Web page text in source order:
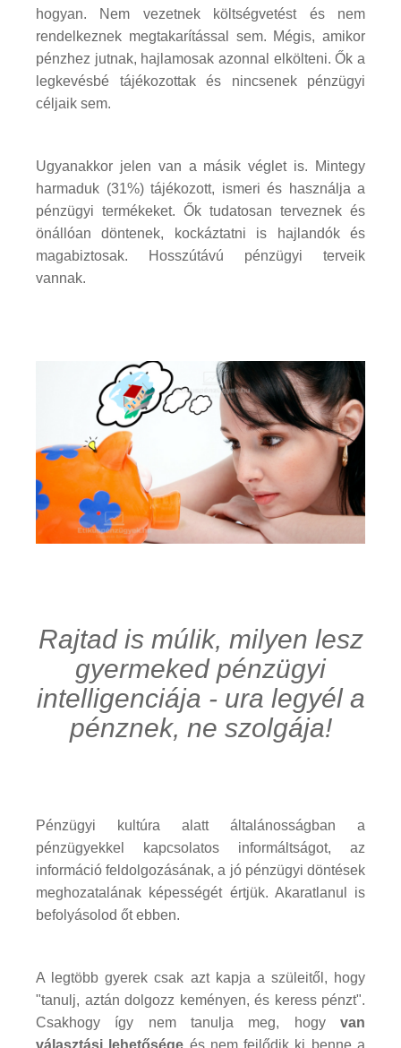
hogyan. Nem vezetnek költségvetést és nem
rendelkeznek megtakarítással sem. Mégis, amikor
pénzhez jutnak, hajlamosak azonnal elkölteni. Ők a
legkevésbé tájékozottak és nincsenek pénzügyi
céljaik sem.
Ugyanakkor jelen van a másik véglet is. Mintegy
harmaduk (31%) tájékozott, ismeri és használja a
pénzügyi termékeket. Ők tudatosan terveznek és
önállóan döntenek, kockáztatni is hajlandók és
magabiztosak. Hosszútávú pénzügyi terveik
vannak.
Rajtad is múlik, milyen lesz
gyermeked pénzügyi
intelligenciája - ura legyél a
pénznek, ne szolgája!
Pénzügyi kultúra alatt általánosságban a
pénzügyekkel kapcsolatos informáltságot, az
információ feldolgozásának, a jó pénzügyi döntések
meghozatalának képességét értjük. Akaratlanul is
befolyásolod őt ebben.
A legtöbb gyerek csak azt kapja a szüleitől, hogy
"tanulj, aztán dolgozz keményen, és keress pénzt".
Csakhogy így nem tanulja meg, hogy van